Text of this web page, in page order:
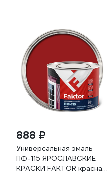
888 ₽
Универсальная эмаль
ПФ-115 ЯРОСЛАВСКИЕ
КРАСКИ FAKTOR красная,